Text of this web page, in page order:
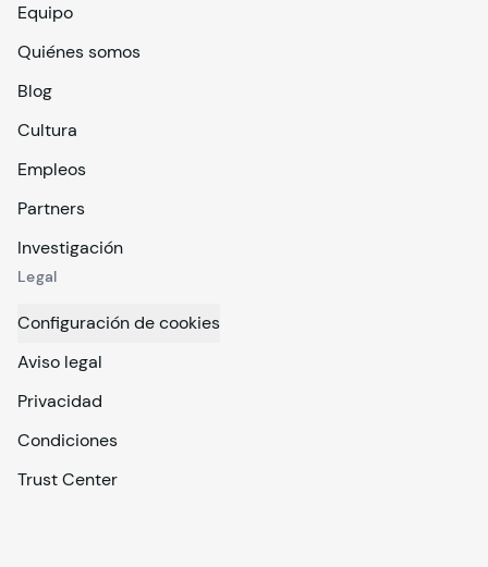
Equipo
Quiénes somos
Blog
Cultura
Empleos
Partners
Investigación
Legal
Configuración de cookies
Aviso legal
Privacidad
Condiciones
Trust Center